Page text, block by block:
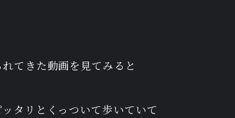
てきた動画を見てみると
タリとくっついて歩いていて